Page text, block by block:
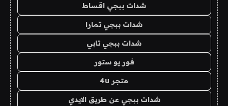
شدات ببجي اقساط
شدات ببجي تمارا
شدات ببجي تابي
فور يو ستور
متجر 4u
شدات ببجي عن طريق الايدي